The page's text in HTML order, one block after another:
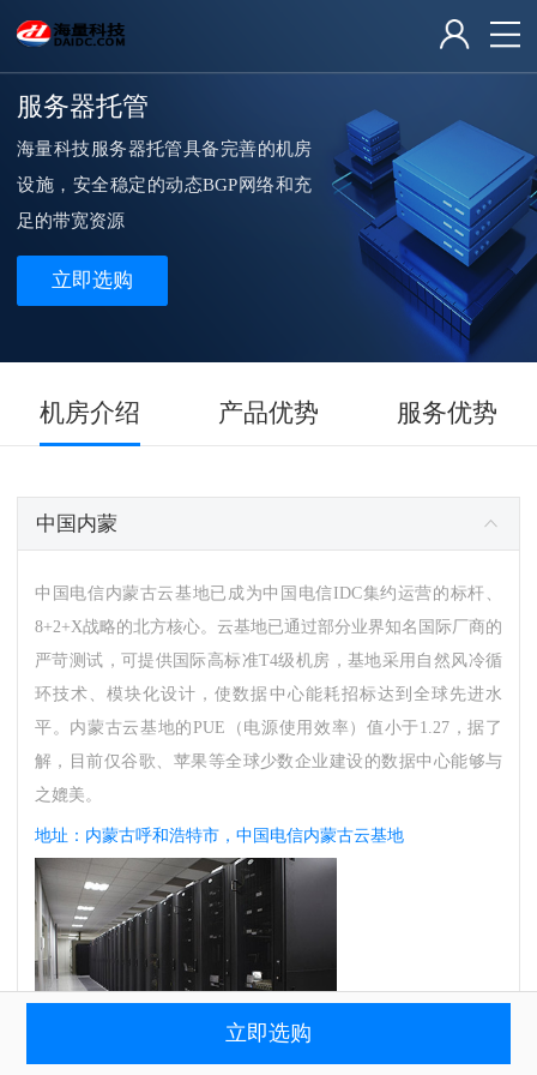
立即选购
服务器托管
海量科技服务器托管具备完善的机房
设施，安全稳定的动态BGP网络和充
足的带宽资源
立即选购
机房介绍 产品优势 服务优势
中国内蒙
中国电信内蒙古云基地已成为中国电信IDC集约运营的标杆、
8+2+X战略的北方核心。云基地已通过部分业界知名国际厂商的
严苛测试，可提供国际高标准T4级机房，基地采用自然风冷循
环技术、模块化设计，使数据中心能耗招标达到全球先进水
平。内蒙古云基地的PUE（电源使用效率）值小于1.27，据了
解，目前仅谷歌、苹果等全球少数企业建设的数据中心能够与
之媲美。
地址：内蒙古呼和浩特市，中国电信内蒙古云基地